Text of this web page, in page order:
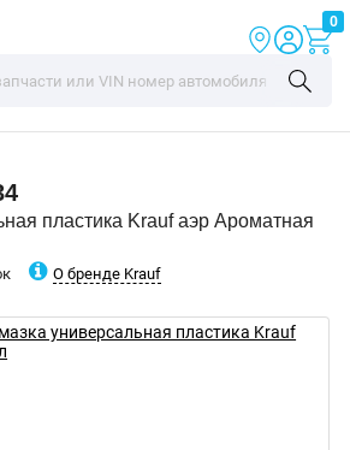
0
пластика Krauf аэр Ароматная
О бренде Krauf